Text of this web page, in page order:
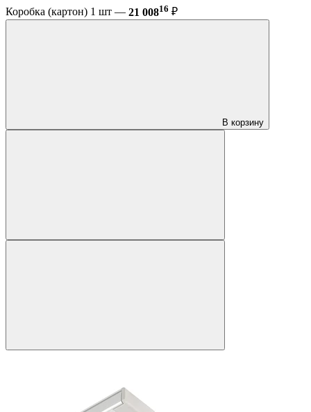
Коробка (картон) 1 шт — 21 00816 ₽
В корзину